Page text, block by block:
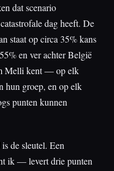
dat scenario
dag heeft. De
staat op circa 35% kans
en ver achter België
Melli kent — op elk
hun groep, en op elk
punten kunnen
de sleutel. Een
ik — levert drie punten